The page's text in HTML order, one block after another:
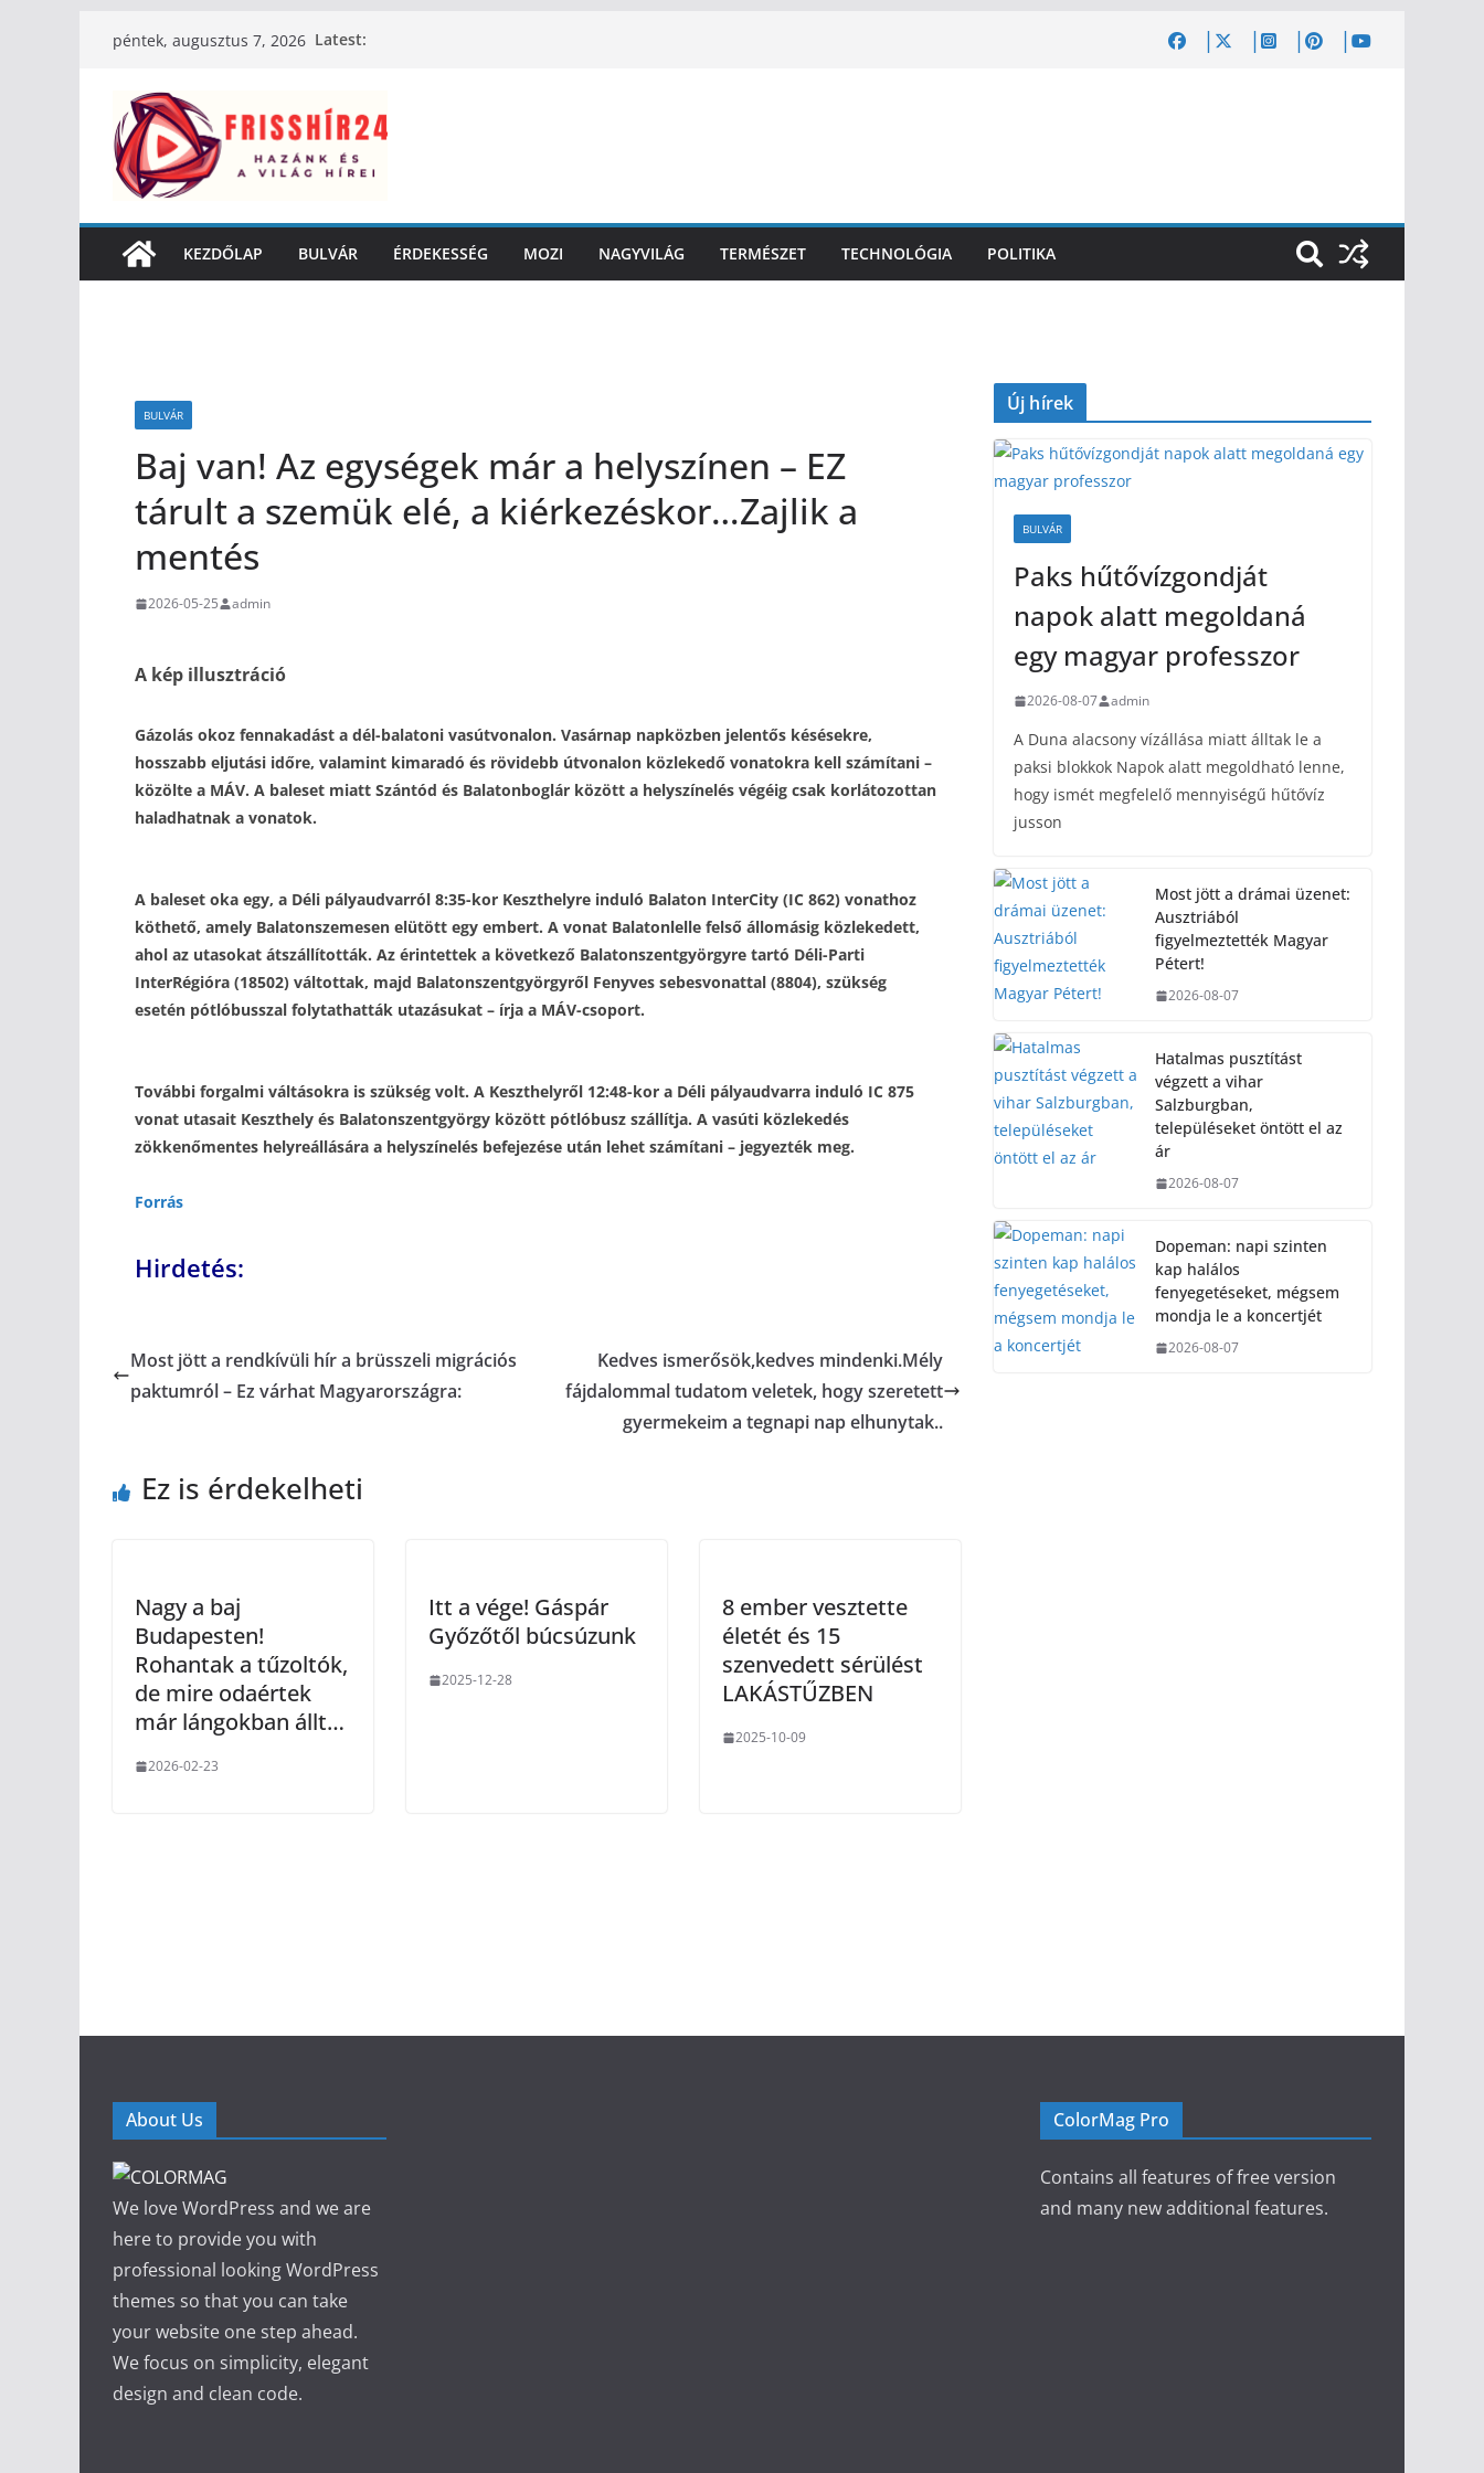
péntek, augusztus 7, 2026 Latest:
KEZDŐLAP BULVÁR ÉRDEKESSÉG MOZI NAGYVILÁG TERMÉSZET TECHNOLÓGIA POLITIKA
BULVÁR
Baj van! Az egységek már a helyszínen – EZ
tárult a szemük elé, a kiérkezéskor…Zajlik a
mentés
2026-05-25 admin
A kép illusztráció
Gázolás okoz fennakadást a dél-balatoni vasútvonalon. Vasárnap napközben jelentős késésekre,
hosszabb eljutási időre, valamint kimaradó és rövidebb útvonalon közlekedő vonatokra kell számítani –
közölte a MÁV. A baleset miatt Szántód és Balatonboglár között a helyszínelés végéig csak korlátozottan
haladhatnak a vonatok.
A baleset oka egy, a Déli pályaudvarról 8:35-kor Keszthelyre induló Balaton InterCity (IC 862) vonathoz
köthető, amely Balatonszemesen elütött egy embert. A vonat Balatonlelle felső állomásig közlekedett,
ahol az utasokat átszállították. Az érintettek a következő Balatonszentgyörgyre tartó Déli-Parti
InterRégióra (18502) váltottak, majd Balatonszentgyörgyről Fenyves sebesvonattal (8804), szükség
esetén pótlóbusszal folytathatták utazásukat – írja a MÁV-csoport.
További forgalmi váltásokra is szükség volt. A Keszthelyről 12:48-kor a Déli pályaudvarra induló IC 875
vonat utasait Keszthely és Balatonszentgyörgy között pótlóbusz szállítja. A vasúti közlekedés
zökkenőmentes helyreállására a helyszínelés befejezése után lehet számítani – jegyezték meg.
Forrás
Hirdetés:
Most jött a rendkívüli hír a brüsszeli migrációs
paktumról – Ez várhat Magyarországra:
Kedves ismerősök,kedves mindenki.Mély
fájdalommal tudatom veletek, hogy szeretett
gyermekeim a tegnapi nap elhunytak..
Ez is érdekelheti
Nagy a baj
Budapesten!
Rohantak a tűzoltók,
de mire odaértek
már lángokban állt…
2026-02-23
Itt a vége! Gáspár
Győzőtől búcsúzunk
2025-12-28
8 ember vesztette
életét és 15
szenvedett sérülést
LAKÁSTŰZBEN
2025-10-09
Új hírek
BULVÁR
Paks hűtővízgondját
napok alatt megoldaná
egy magyar professzor
2026-08-07 admin
A Duna alacsony vízállása miatt álltak le a
paksi blokkok Napok alatt megoldható lenne,
hogy ismét megfelelő mennyiségű hűtővíz
jusson
Most jött a drámai üzenet:
Ausztriából
figyelmeztették Magyar
Pétert!
2026-08-07
Hatalmas pusztítást
végzett a vihar
Salzburgban,
településeket öntött el az
ár
2026-08-07
Dopeman: napi szinten
kap halálos
fenyegetéseket, mégsem
mondja le a koncertjét
2026-08-07
About Us
We love WordPress and we are
here to provide you with
professional looking WordPress
themes so that you can take
your website one step ahead.
We focus on simplicity, elegant
design and clean code.
ColorMag Pro
Contains all features of free version
and many new additional features.